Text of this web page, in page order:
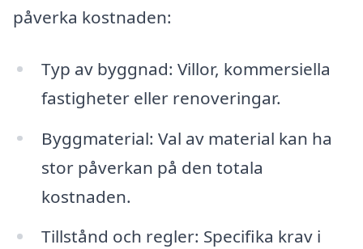
påverka kostnaden:
Typ av byggnad: Villor, kommersiella
fastigheter eller renoveringar.
Byggmaterial: Val av material kan ha
stor påverkan på den totala
kostnaden.
Tillstånd och regler: Specifika krav i